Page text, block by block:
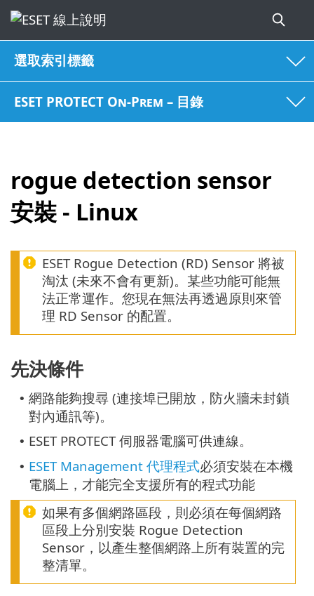
選取索引標籤
ESET PROTECT On-Prem – 目錄
rogue detection sensor
安裝 - Linux
ESET Rogue Detection (RD) Sensor 將被
淘汰 (未來不會有更新)。某些功能可能無
法正常運作。您現在無法再透過原則來管
理 RD Sensor 的配置。
先決條件
• 網路能夠搜尋 (連接埠已開放，防火牆未封鎖
對內通訊等)。
• ESET PROTECT 伺服器電腦可供連線。
• ESET Management 代理程式必須安裝在本機
電腦上，才能完全支援所有的程式功能
如果有多個網路區段，則必須在每個網路
區段上分別安裝 Rogue Detection
Sensor，以產生整個網路上所有裝置的完
整清單。